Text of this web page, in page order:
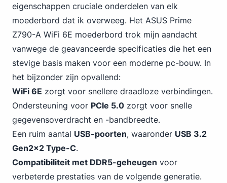
eigenschappen cruciale onderdelen van elk
moederbord dat ik overweeg. Het ASUS Prime
Z790-A WiFi 6E moederbord trok mijn aandacht
vanwege de geavanceerde specificaties die het een
stevige basis maken voor een moderne pc-bouw. In
het bijzonder zijn opvallend:
WiFi 6E zorgt voor snellere draadloze verbindingen.
Ondersteuning voor PCIe 5.0 zorgt voor snelle
gegevensoverdracht en -bandbreedte.
Een ruim aantal USB-poorten, waaronder USB 3.2
Gen2x2 Type-C.
Compatibiliteit met DDR5-geheugen voor
verbeterde prestaties van de volgende generatie.